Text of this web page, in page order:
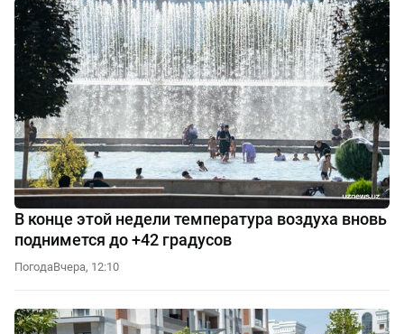
В конце этой недели температура воздуха вновь
поднимется до +42 градусов
ПогодаВчера, 12:10